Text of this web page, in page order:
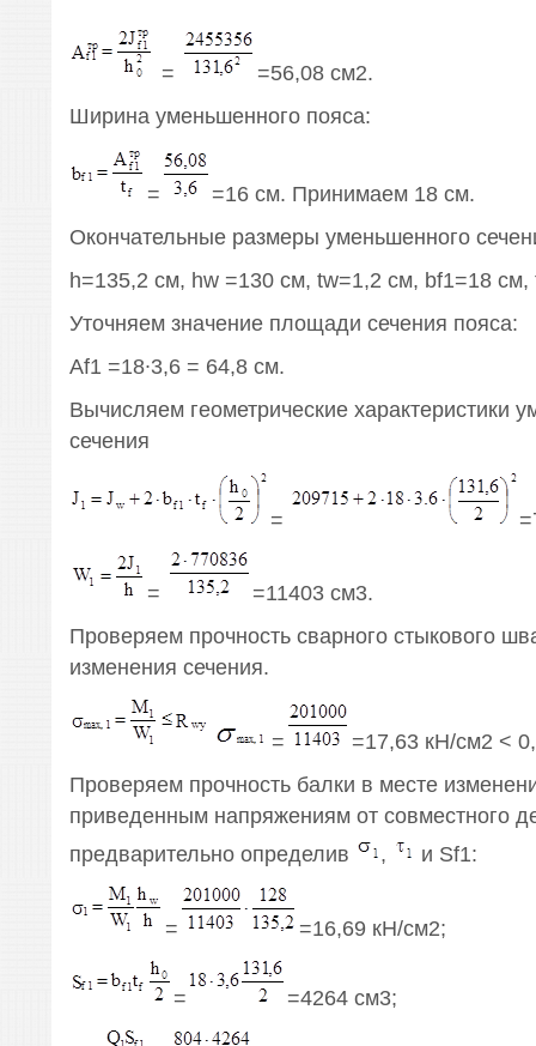
=
=56,08 см2.
Ширина уменьшенного пояса:
=
=16 см. Принимаем 18 см.
Окончательные размеры уменьшенного
h=135,2 см, hw =130 см, tw=1,2 см, bf1=18 см,
Уточняем значение площади сечения пояса:
Af1 =18∙3,6 = 64,8 см.
Вычисляем геометрические характеристики
сечения
=
=
=11403 см3.
Проверяем прочность сварного стыкового
изменения сечения.
=
=17,63 кН/см2 <
Проверяем прочность балки в месте
приведенным напряжениям от совместного
предварительно определив
, и Sf1:
= =16,69 кН/см2;
= =4264 см3;